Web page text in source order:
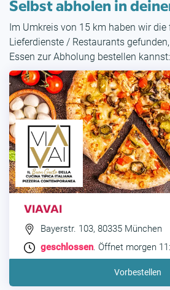
Selbst abholen in
Im Umkreis von 15 km haben wir die
Lieferdienste / Restaurants
Essen zur Abholung bestellen kannst:
VIAVAI
Bayerstr. 103, 80335 München
geschlossen. Öffnet morgen
Vorbestellen